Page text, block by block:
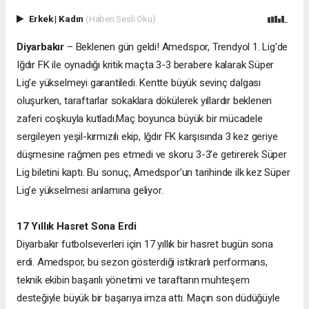
Erkek| Kadın (Haberi Sesli Oku)
Diyarbakır – Beklenen gün geldi! Amedspor, Trendyol 1. Lig’de
Iğdır FK ile oynadığı kritik maçta 3-3 berabere kalarak Süper
Lig’e yükselmeyi garantiledi. Kentte büyük sevinç dalgası
oluşurken, taraftarlar sokaklara dökülerek yıllardır beklenen
zaferi coşkuyla kutladı.Maç boyunca büyük bir mücadele
sergileyen yeşil-kırmızılı ekip, Iğdır FK karşısında 3 kez geriye
düşmesine rağmen pes etmedi ve skoru 3-3’e getirerek Süper
Lig biletini kaptı. Bu sonuç, Amedspor’un tarihinde ilk kez Süper
Lig’e yükselmesi anlamına geliyor.
17 Yıllık Hasret Sona Erdi
Diyarbakır futbolseverleri için 17 yıllık bir hasret bugün sona
erdi. Amedspor, bu sezon gösterdiği istikrarlı performans,
teknik ekibin başarılı yönetimi ve taraftarın muhteşem
desteğiyle büyük bir başarıya imza attı. Maçın son düdüğüyle